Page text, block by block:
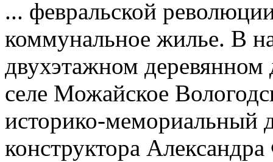
... февральской
коммунальное жилье. В
двухэтажном деревянном
селе Можайское
историко-мемориальный
конструктора